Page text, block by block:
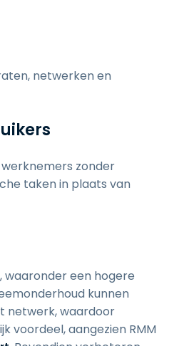
netwerken en
zonder
taken in plaats van
een hogere
kunnen
netwerk, waardoor
voordeel, aangezien RMM